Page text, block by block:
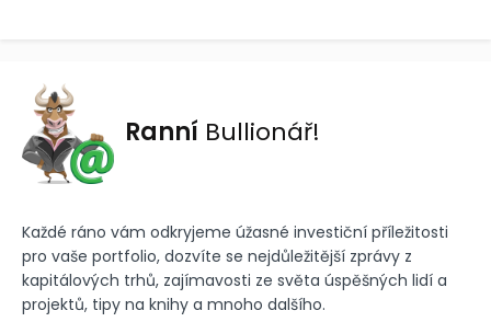
Ranní Bullionář!
Každé ráno vám odkryjeme úžasné investiční příležitosti
pro vaše portfolio, dozvíte se nejdůležitější zprávy z
kapitálových trhů, zajímavosti ze světa úspěšných lidí a
projektů, tipy na knihy a mnoho dalšího.